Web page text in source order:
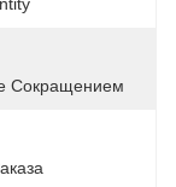
Сокращением